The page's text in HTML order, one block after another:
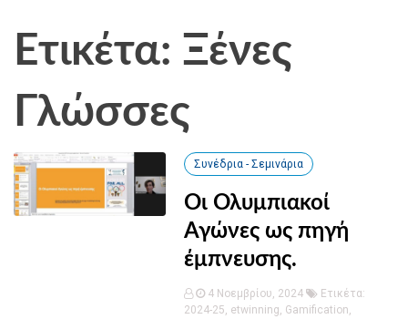
Ετικέτα: Ξένες
Γλώσσες
Συνέδρια - Σεμινάρια
Οι Ολυμπιακοί
Αγώνες ως πηγή
έμπνευσης.
4 Νοεμβρίου, 2024
Ετικέτα:
2024-25, etwinning, Gamification,